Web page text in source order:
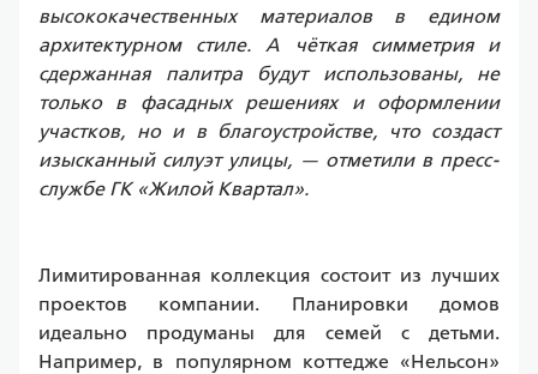
высококачественных материалов в едином
архитектурном стиле. А чёткая симметрия и
сдержанная палитра будут использованы, не
только в фасадных решениях и оформлении
участков, но и в благоустройстве, что создаст
изысканный силуэт улицы, — отметили в пресс-
службе ГК «Жилой Квартал».
Лимитированная коллекция состоит из лучших
проектов компании. Планировки домов
идеально продуманы для семей с детьми.
Например, в популярном коттедже «Нельсон»